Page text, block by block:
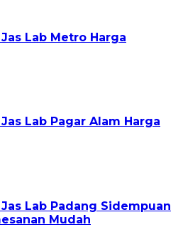
Jas Lab Metro Harga
Lab Pagar Alam Harga
Jas Lab Padang Sidempuan
Mudah